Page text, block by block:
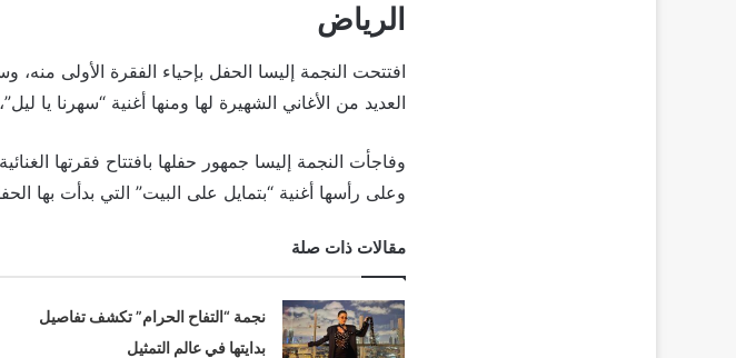
الرياض
افتتحت النجمة إليسا الحفل بإحياء الفقرة الأولى
العديد من الأغاني الشهيرة لها ومنها أغنية “سهرنا يا
وفاجأت النجمة إليسا جمهور حفلها بافتتاح فقرتها
وعلى رأسها أغنية “بتمايل على البيت” التي بدأت بها
مقالات ذات صلة
نجمة “التفاح الحرام” تكشف تفاصيل
بدايتها في عالم التمثيل